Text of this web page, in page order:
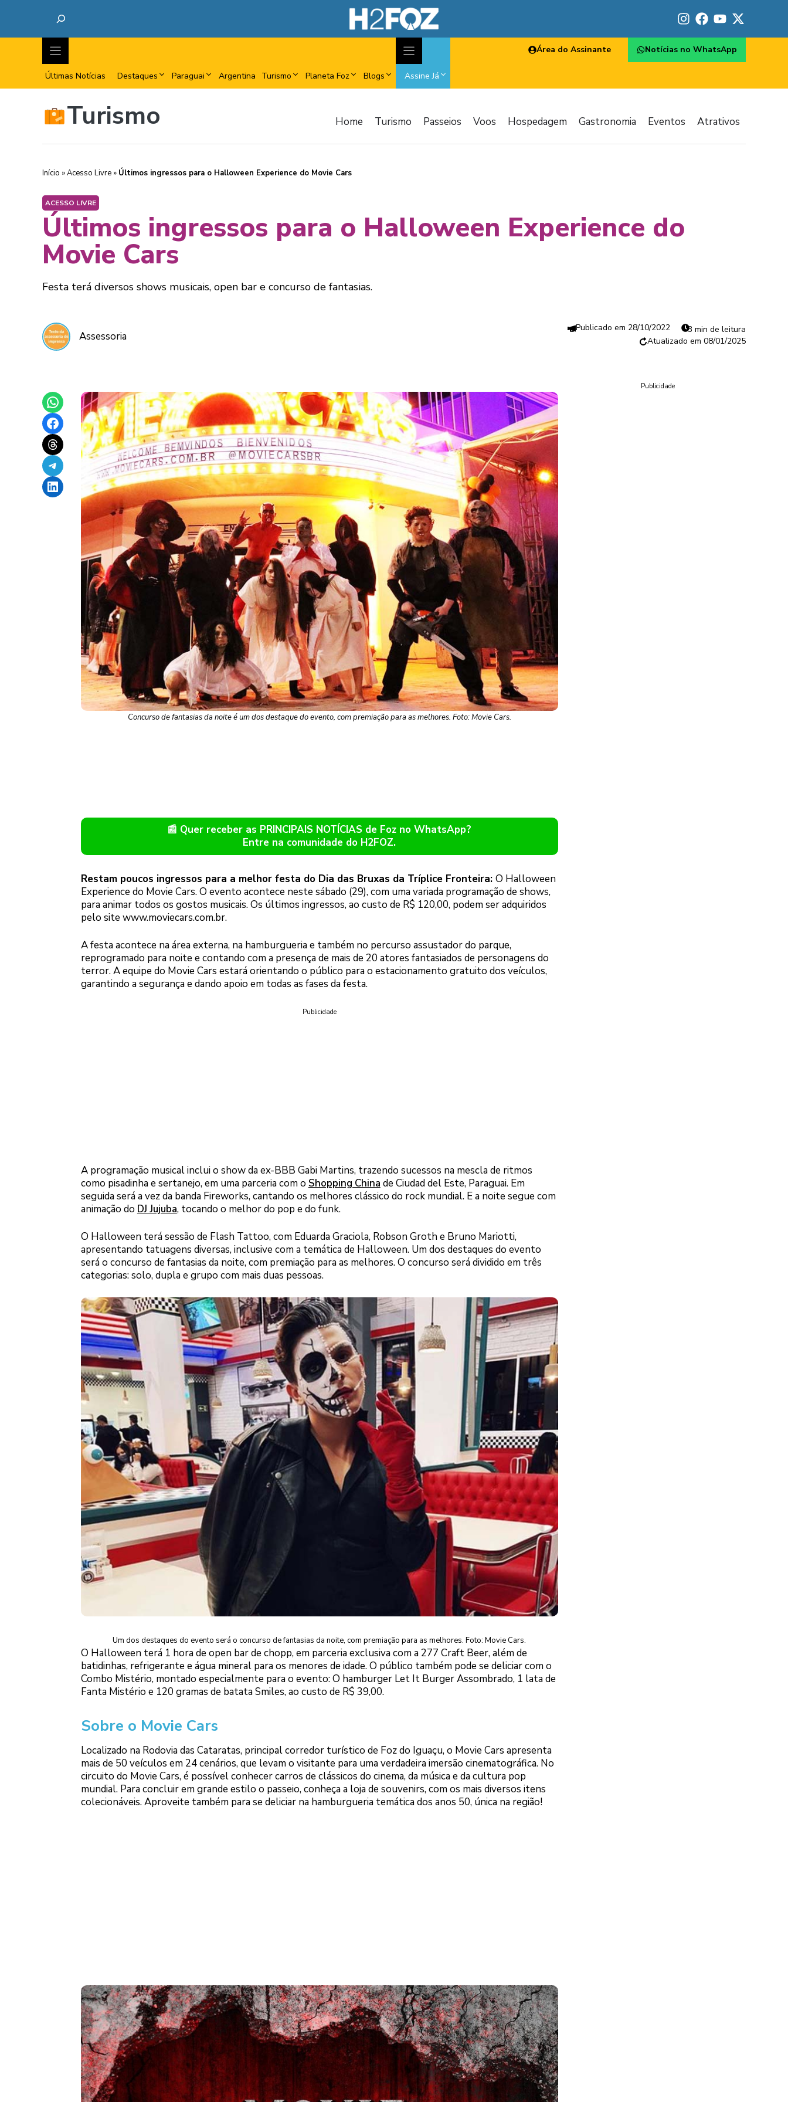
Últimas Notícias Destaques Paraguai Argentina Turismo Planeta Foz Blogs Assine Já
Área do Assinante Notícias no WhatsApp
Turismo Home Turismo Passeios Voos Hospedagem Gastronomia Eventos Atrativos
Início »Acesso Livre » Últimos ingressos para o Halloween Experience do Movie Cars
ACESSO LIVRE
Últimos ingressos para o Halloween Experience do
Movie Cars
Festa terá diversos shows musicais, open bar e concurso de fantasias.
Assessoria
28/10/2022
3 min de leitura
08/01/2025
Share on WhatsApp
Share on Facebook
Share on Threads
Share on Telegram
Share on LinkedIn
Concurso de fantasias da noite é um dos destaque do evento, com premiação para as melhores. Foto: Movie Cars.
📰 Quer receber as PRINCIPAIS NOTÍCIAS de Foz no WhatsApp?
Entre na comunidade do H2FOZ.
Restam poucos ingressos para a melhor festa do Dia das Bruxas da Tríplice Fronteira: O Halloween
Experience do Movie Cars. O evento acontece neste sábado (29), com uma variada programação de shows,
para animar todos os gostos musicais. Os últimos ingressos, ao custo de R$ 120,00, podem ser adquiridos
pelo site www.moviecars.com.br.
A festa acontece na área externa, na hamburgueria e também no percurso assustador do parque,
reprogramado para noite e contando com a presença de mais de 20 atores fantasiados de personagens do
terror. A equipe do Movie Cars estará orientando o público para o estacionamento gratuito dos veículos,
garantindo a segurança e dando apoio em todas as fases da festa.
Publicidade
A programação musical inclui o show da ex-BBB Gabi Martins, trazendo sucessos na mescla de ritmos
como pisadinha e sertanejo, em uma parceria com o Shopping China de Ciudad del Este, Paraguai. Em
seguida será a vez da banda Fireworks, cantando os melhores clássico do rock mundial. E a noite segue com
animação do DJ Jujuba, tocando o melhor do pop e do funk.
O Halloween terá sessão de Flash Tattoo, com Eduarda Graciola, Robson Groth e Bruno Mariotti,
apresentando tatuagens diversas, inclusive com a temática de Halloween. Um dos destaques do evento
será o concurso de fantasias da noite, com premiação para as melhores. O concurso será dividido em três
categorias: solo, dupla e grupo com mais duas pessoas.
Um dos destaques do evento será o concurso de fantasias da noite, com premiação para as melhores. Foto: Movie Cars.
O Halloween terá 1 hora de open bar de chopp, em parceria exclusiva com a 277 Craft Beer, além de
batidinhas, refrigerante e água mineral para os menores de idade. O público também pode se deliciar com o
Combo Mistério, montado especialmente para o evento: O hamburger Let It Burger Assombrado, 1 lata de
Fanta Mistério e 120 gramas de batata Smiles, ao custo de R$ 39,00.
Sobre o Movie Cars
Localizado na Rodovia das Cataratas, principal corredor turístico de Foz do Iguaçu, o Movie Cars apresenta
mais de 50 veículos em 24 cenários, que levam o visitante para uma verdadeira imersão cinematográfica. No
circuito do Movie Cars, é possível conhecer carros de clássicos do cinema, da música e da cultura pop
mundial. Para concluir em grande estilo o passeio, conheça a loja de souvenirs, com os mais diversos itens
colecionáveis. Aproveite também para se deliciar na hamburgueria temática dos anos 50, única na região!
Publicidade